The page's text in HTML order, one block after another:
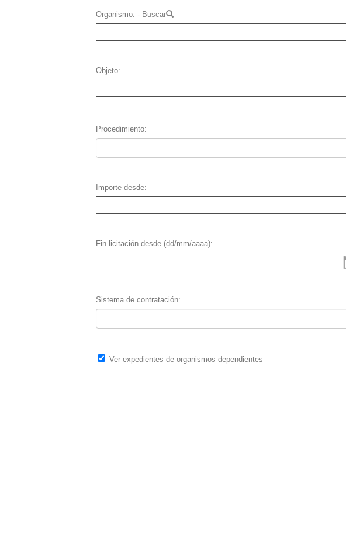
Organismo - Buscar
Objeto
Procedimiento
Importe desde
Fin licitación desde (dd/mm/aaaa)
Sistema de contratación
Ver expedientes de organismos dependientes